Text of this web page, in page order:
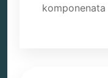
komponenata